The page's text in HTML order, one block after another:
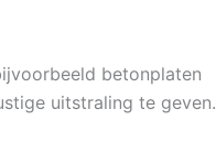
betonplaten
uitstraling te geven.